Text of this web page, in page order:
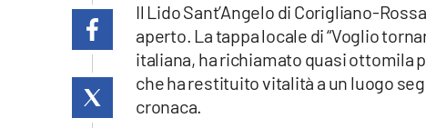
cosenzachannel.it
Il Lido Sant’Angelo di Corigliano-
aperto. La tappa locale di “Voglio
italiana, ha richiamato quasi ottomila
che ha restituito vitalità a un luogo
cronaca.